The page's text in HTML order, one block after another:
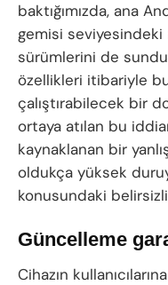
baktığımızda, ana
gemisi seviyesindeki
sürümlerini de
özellikleri itibariyle
çalıştırabilecek bir
ortaya atılan bu
kaynaklanan bir
oldukça yüksek
konusundaki
Güncelleme
Cihazın